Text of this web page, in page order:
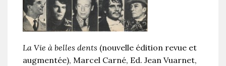
La Vie à belles dents (nouvelle édition revue et
augmentée), Marcel Carné, Ed. Jean Vuarnet,